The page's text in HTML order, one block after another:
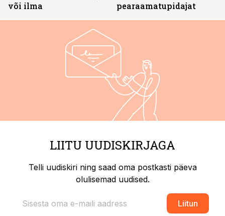
või ilma
pearaamatupidajat
LIITU UUDISKIRJAGA
Telli uudiskiri ning saad oma postkasti päeva
olulisemad uudised.
Liitun